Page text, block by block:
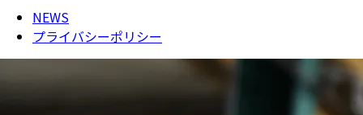
NEWS
プライバシーポリシー